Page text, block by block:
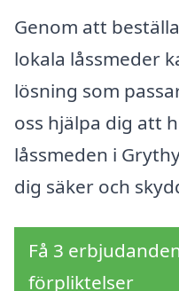
Genom att
lokala låssmeder
lösning som
oss hjälpa dig att
låssmeden i
dig säker och
Få 3
förpliktelser